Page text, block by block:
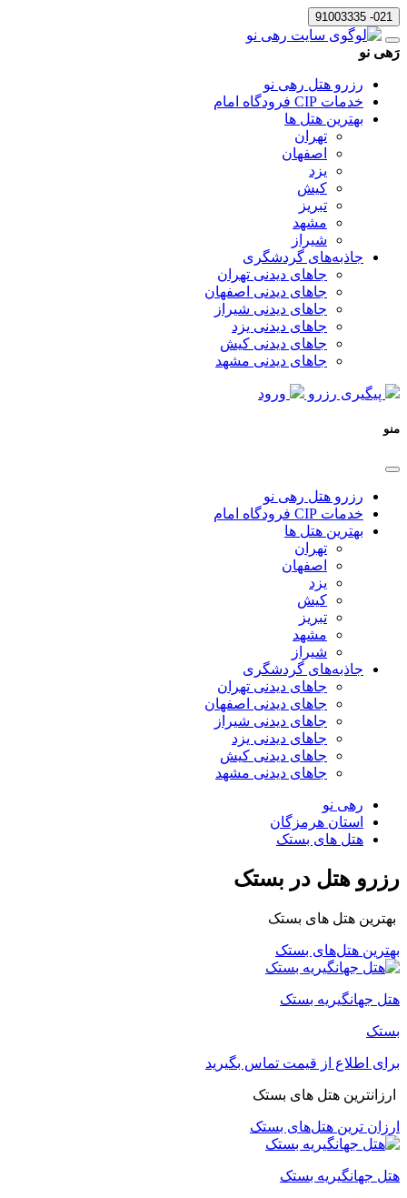
021- 91003335
رَهی نو
رزرو هتل رهی نو
خدمات CIP فرودگاه امام
بهترین هتل ها
تهران
اصفهان
یزد
کیش
تبریز
مشهد
شیراز
جاذبه‌های گردشگری
جاهای دیدنی تهران
جاهای دیدنی اصفهان
جاهای دیدنی شیراز
جاهای دیدنی یزد
جاهای دیدنی کیش
جاهای دیدنی مشهد
پیگیری رزرو ورود
منو
رزرو هتل رهی نو
خدمات CIP فرودگاه امام
بهترین هتل ها
تهران
اصفهان
یزد
کیش
تبریز
مشهد
شیراز
جاذبه‌های گردشگری
جاهای دیدنی تهران
جاهای دیدنی اصفهان
جاهای دیدنی شیراز
جاهای دیدنی یزد
جاهای دیدنی کیش
جاهای دیدنی مشهد
رهی نو
استان هرمزگان
هتل های بستک
رزرو هتل در بستک
بهترین هتل های بستک
بهترین هتل‌های بستک
هتل جهانگیریه بستک
بستک
برای اطلاع از قیمت تماس بگیرید
ارزانترین هتل های بستک
ارزان ترین هتل‌های بستک
هتل جهانگیریه بستک